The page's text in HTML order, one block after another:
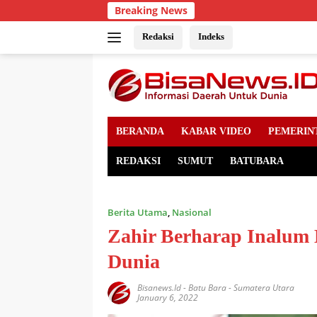
to
Breaking News
Redaksi Indeks
BERANDA KABAR VIDEO
REDAKSI SUMUT BATUBARA
Berita Utama, Nasional
Zahir Berharap Inalum
Dunia
Bisanews.id-Batu Bara - Sumatera Utara
January 6, 2022